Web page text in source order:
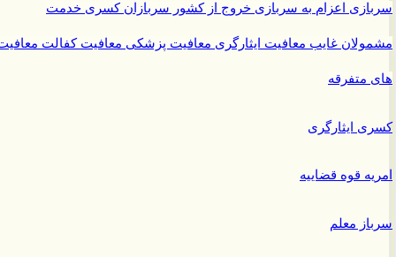
اعزام به سربازیخروج از کشور سربازانکسری خدمت
غایبمعافیت ایثارگریمعافیت پزشکیمعافیت کفالتمعافیت
متفرقه
ایثارگری
قوه قضاییه
معلم